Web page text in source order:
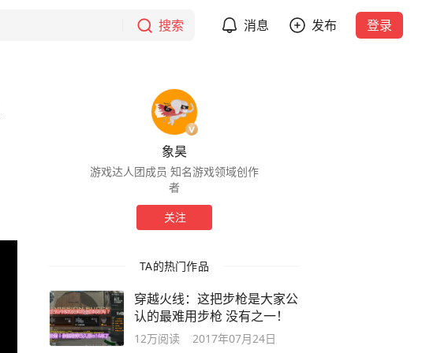
搜索 消息 发布 登录
象昊
游戏达人团成员 知名游戏领域创作
者
关注
TA的热门作品
穿越火线：这把步枪是大家公
认的最难用步枪 没有之一！
12万阅读 2017年07月24日